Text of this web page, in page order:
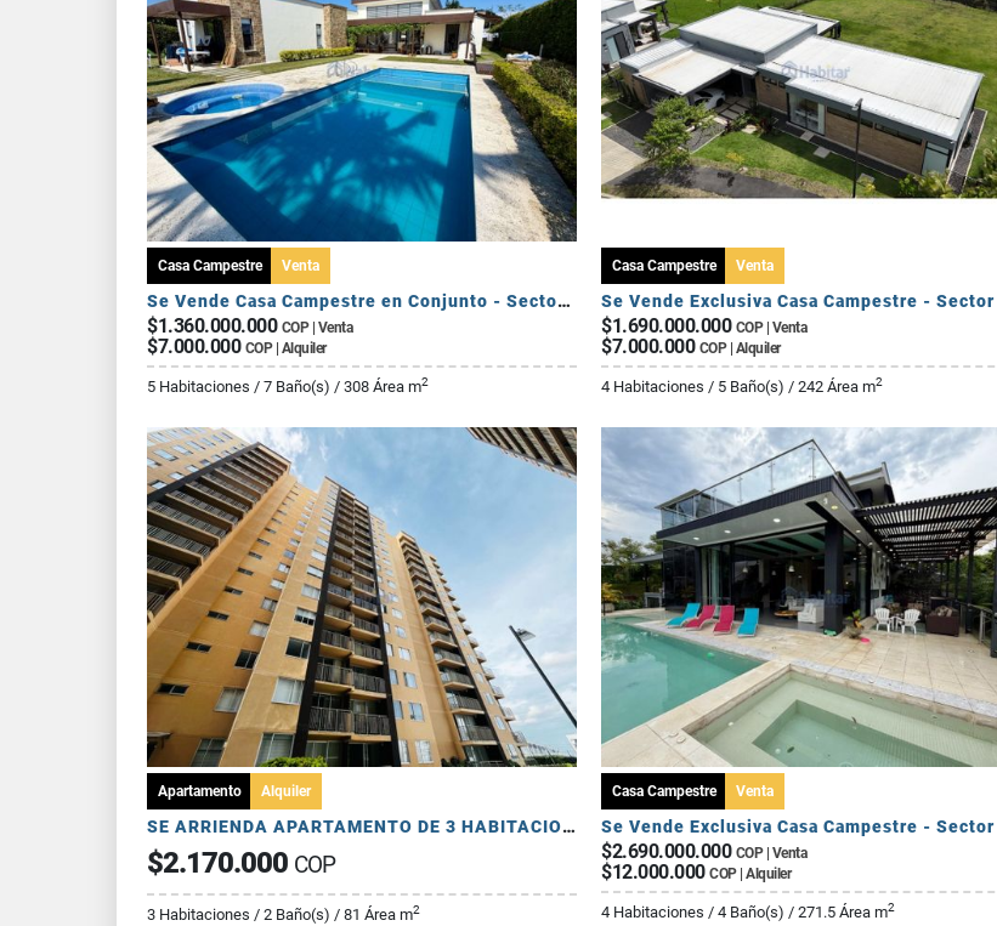
Casa Campestre Venta
Se Vende Casa Campestre en Conjunto - Sector El Caimo
$1.360.000.000 COP | Venta
$7.000.000 COP | Alquiler
5 Habitaciones / 7 Baño(s) / 308 Área m2
Casa Campestre Venta
$1.690.000.000 COP | Venta
$7.000.000 COP | Alquiler
4 Habitaciones / 5 Baño(s) / 242 Área m2
Apartamento Alquiler
SE ARRIENDA APARTAMENTO DE 3 HABITACIONES - AV 19 NORTE
$2.170.000 COP
3 Habitaciones / 2 Baño(s) / 81 Área m2
Casa Campestre Venta
$2.690.000.000 COP | Venta
$12.000.000 COP | Alquiler
4 Habitaciones / 4 Baño(s) / 271.5 Área m2